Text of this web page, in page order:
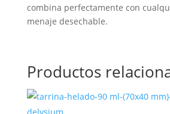
combina perfectamente con
menaje desechable.
Productos